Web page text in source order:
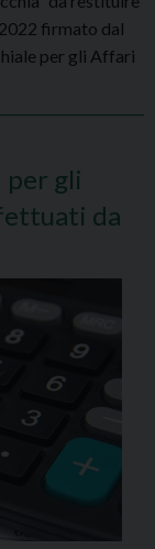
firmato dal
per gli Affari
per gli
da